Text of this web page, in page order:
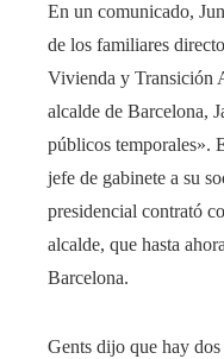
En un comunicado,
de los familiares
Vivienda y Transición
alcalde de Barcelona,
públicos temporales».
jefe de gabinete a su
presidencial contrató
alcalde, que hasta
Barcelona.
Gents dijo que hay